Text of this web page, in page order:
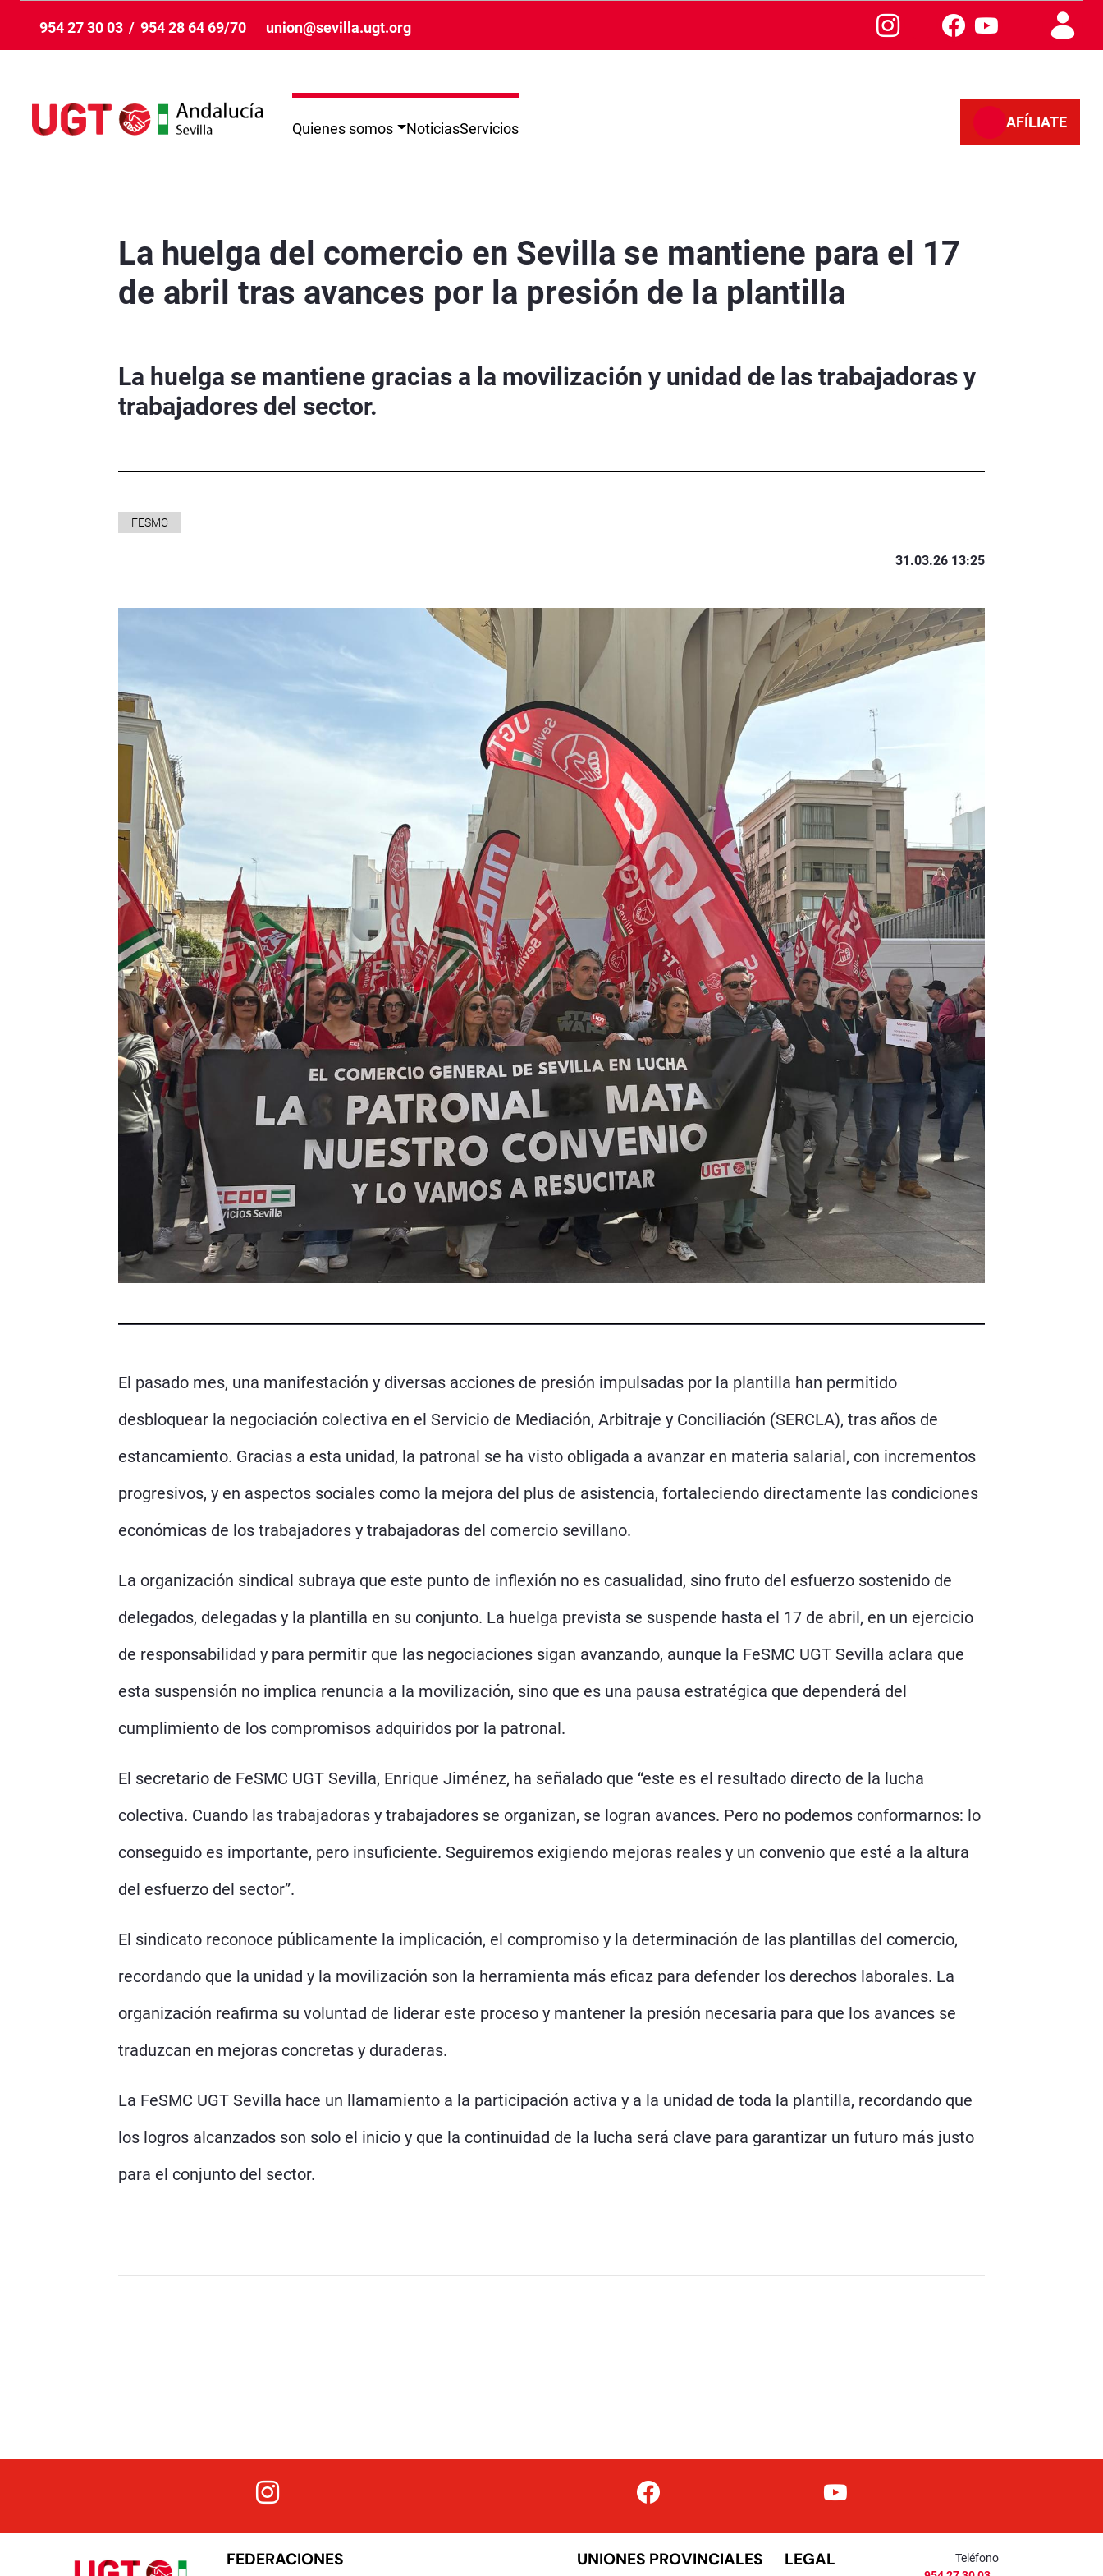
954 27 30 03 / 954 28 64 69/70 union@sevilla.ugt.org
Quienes somos NoticiasServicios AFÍLIATE
La huelga del comercio en Sevilla se mantiene para el 17
de abril tras avances por la presión de la plantilla
La huelga se mantiene gracias a la movilización y unidad de las trabajadoras y
trabajadores del sector.
FESMC
31.03.26 13:25
El pasado mes, una manifestación y diversas acciones de presión impulsadas por la plantilla han permitido
desbloquear la negociación colectiva en el Servicio de Mediación, Arbitraje y Conciliación (SERCLA), tras años de
estancamiento. Gracias a esta unidad, la patronal se ha visto obligada a avanzar en materia salarial, con incrementos
progresivos, y en aspectos sociales como la mejora del plus de asistencia, fortaleciendo directamente las condiciones
económicas de los trabajadores y trabajadoras del comercio sevillano.
La organización sindical subraya que este punto de inflexión no es casualidad, sino fruto del esfuerzo sostenido de
delegados, delegadas y la plantilla en su conjunto. La huelga prevista se suspende hasta el 17 de abril, en un ejercicio
de responsabilidad y para permitir que las negociaciones sigan avanzando, aunque la FeSMC UGT Sevilla aclara que
esta suspensión no implica renuncia a la movilización, sino que es una pausa estratégica que dependerá del
cumplimiento de los compromisos adquiridos por la patronal.
El secretario de FeSMC UGT Sevilla, Enrique Jiménez, ha señalado que “este es el resultado directo de la lucha
colectiva. Cuando las trabajadoras y trabajadores se organizan, se logran avances. Pero no podemos conformarnos: lo
conseguido es importante, pero insuficiente. Seguiremos exigiendo mejoras reales y un convenio que esté a la altura
del esfuerzo del sector”.
El sindicato reconoce públicamente la implicación, el compromiso y la determinación de las plantillas del comercio,
recordando que la unidad y la movilización son la herramienta más eficaz para defender los derechos laborales. La
organización reafirma su voluntad de liderar este proceso y mantener la presión necesaria para que los avances se
traduzcan en mejoras concretas y duraderas.
La FeSMC UGT Sevilla hace un llamamiento a la participación activa y a la unidad de toda la plantilla, recordando que
los logros alcanzados son solo el inicio y que la continuidad de la lucha será clave para garantizar un futuro más justo
para el conjunto del sector.
FEDERACIONES UNIONES PROVINCIALES LEGAL
Teléfono